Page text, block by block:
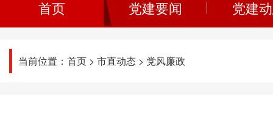
首页 党建要闻 党建
当前位置： 首页 > 市直动态 > 党风廉政